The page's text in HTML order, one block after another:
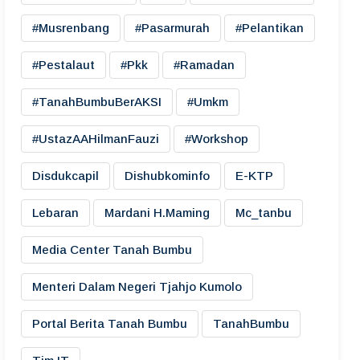
#musrenbang #pasarmurah #pelantikan
#pestalaut #pkk #ramadan
#TanahBumbuBerAKSI #umkm
#UstazAAHilmanFauzi #workshop
Disdukcapil Dishubkominfo E-KTP
Lebaran Mardani H.maming Mc_tanbu
Media Center Tanah Bumbu
Menteri Dalam Negeri Tjahjo Kumolo
Portal Berita Tanah Bumbu TanahBumbu